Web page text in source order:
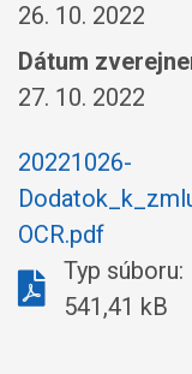
26. 10. 2022
Dátum
27. 10. 2022
20221026-
OCR.pdf
Typ
541,41 kB